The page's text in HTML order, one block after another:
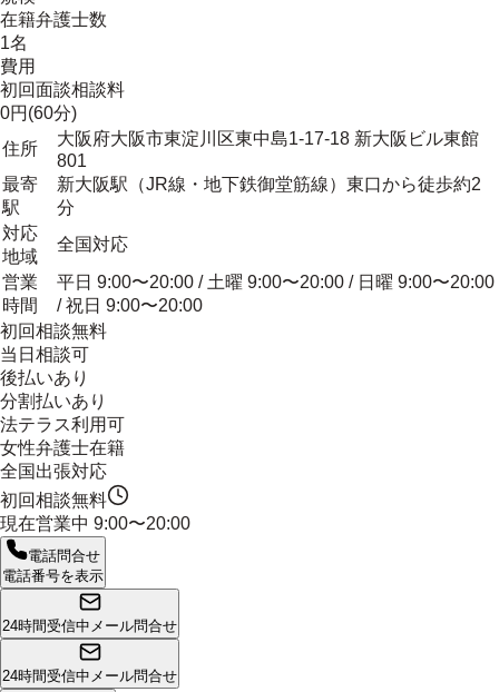
在籍弁護士数
1名
費用
初回面談相談料
0円(60分)
住所
大阪府大阪市東淀川区東中島1-17-18 新大阪ビル東館
801
最寄
駅
新大阪駅（JR線・地下鉄御堂筋線）東口から徒歩約2
分
対応
地域
全国対応
営業
時間
平日 9:00〜20:00 / 土曜 9:00〜20:00 / 日曜 9:00〜20:00
/ 祝日 9:00〜20:00
初回相談無料
当日相談可
後払いあり
分割払いあり
法テラス利用可
女性弁護士在籍
全国出張対応
初回相談無料
現在営業中 9:00〜20:00
電話問合せ
電話番号を表示
24時間受信中 メール問合せ
24時間受信中 メール問合せ